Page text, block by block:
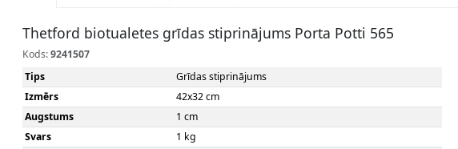
Thetford biotualetes grīdas stiprinājums Porta Potti 565
Kods:9241507
Tips
Grīdas stiprinājums
Izmērs
42x32 cm
Augstums
1 cm
Svars
1 kg